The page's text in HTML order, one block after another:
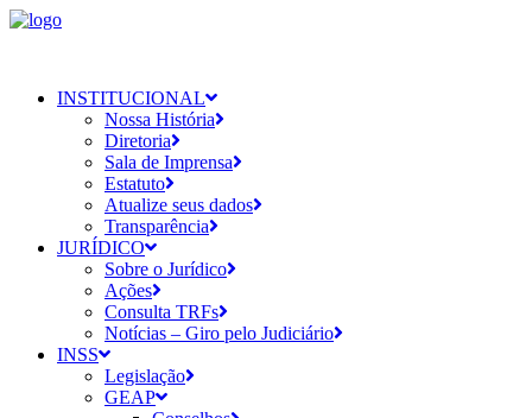
INSTITUCIONAL
Nossa História
Diretoria
Sala de Imprensa
Estatuto
Atualize seus dados
Transparência
JURÍDICO
Sobre o Jurídico
Ações
Consulta TRFs
Notícias – Giro pelo Judiciário
INSS
Legislação
GEAP